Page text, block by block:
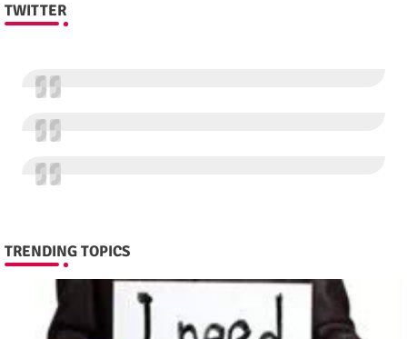
TWITTER
TRENDING TOPICS